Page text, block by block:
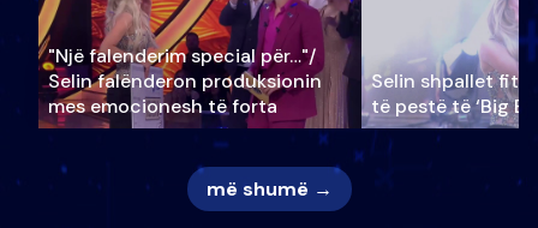
"Një falenderim special për…"/
Selin falënderon produksionin
mes emocionesh të forta
Selin shpallet
të pestë të ‘Big
më shumë →